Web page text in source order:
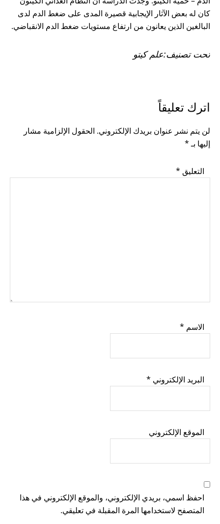
كان له بعض الآثار الإيجابية قصيرة المدى على ضغط الدم لدى
البالغين الذين يعانون من ارتفاع مستويات ضغط الدم الانقباضي.
تحت تصنيف:علم كيتو
READER
INTERACTIONS
اترك تعليقاً
لن يتم نشر عنوان بريدك الإلكتروني. الحقول الإلزامية مشار
إليها بـ*
التعليق *
الاسم *
البريد الإلكتروني *
الموقع الإلكتروني
احفظ اسمي، بريدي الإلكتروني، والموقع الإلكتروني في هذا
المتصفح لاستخدامها المرة المقبلة في تعليقي.